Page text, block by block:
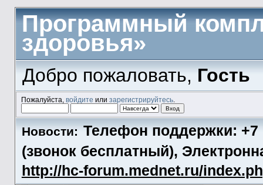
Программный
здоровья»
Добро пожаловать,Гость
Пожалуйста, войдите или зарегистрируйтесь.
Новости: Телефон поддержки: +7
(звонок бесплатный),
http://hc-forum.mednet.ru/